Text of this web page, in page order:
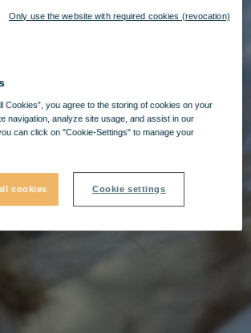
Cookies”, you agree to the storing of cookies on your
navigation, analyze site usage, and assist in our
can click on "Cookie-Settings" to manage your
cookies Cookie settings
Only use the website with required cookies (revocation)